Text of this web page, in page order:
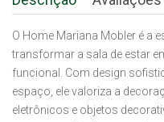
O Home Mariana Mobler é a
transformar a sala de estar
funcional. Com design
espaço, ele valoriza a
eletrônicos e objetos